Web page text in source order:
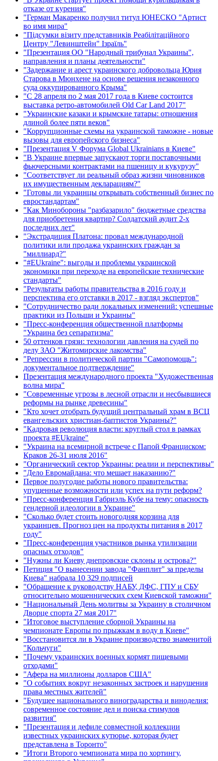
отказе от курения"
"Герман Макаренко получил титул ЮНЕСКО "Артист
во имя мира"
"Підсумки візиту представників Реабілітаційного
Центру "Левинштейн" Ізраїль"
"Презентация ОО "Народный трибунал Украины",
направления и планы деятельности"
"Задержание и арест украинского добровольца Юрия
Старова в Мюнхене на основе решения незаконного
суда оккупированного Крыма"
"С 28 апреля по 2 мая 2017 года в Киеве состоится
выставка ретро-автомобилей Old Car Land 2017"
"Украинские казаки и крымские татары: отношения
длиной более пяти веков"
"Коррупционные схемы на украинской таможне - новые
вызовы для европейского бизнеса"
"Презентация V Форума Global Ukrainians в Киеве"
"В Украине впервые запускают торги поставочными
фьючерсными контрактами на пшеницу и кукурузу"
"Соответствует ли реальный образ жизни чиновников
их имущественным декларациям?"
"Готовы ли украинцы открывать собственный бизнес по
евростандартам"
"Как Минобороны "разбазарило" бюджетные средства
для приобретения квартир? Солдатский аудит 2-х
последних лет"
"Экстрадиция Платона: провал международной
политики или продажа украинских граждан за
"миллиард?"
"#EUkraine": выгоды и проблемы украинской
экономики при переходе на европейские технические
стандарты"
"Результаты работы правительства в 2016 году и
перспектива его отставки в 2017 - взгляд экспертов"
"Сотрудничество ради локальных изменений: успешные
практики из Польши и Украины"
"Пресс-конференция общественной платформы
"Украина без сепаратизма"
50 оттенков грязи: технологии давления на судей по
делу ЗАО "Житомирские лакомства"
"Репрессии в политической партии "Самопомощь":
документальное подтверждение"
Презентация международного проекта "Художественная
волна мира"
"Современные угрозы в лесной отрасли и несбывшиеся
реформы на рынке древесины"
"Кто хочет отобрать будущий центральный храм в ВСЦ
евангельских христиан-баптистов Украины?"
"Кадровая революция власти: круглый стол в рамках
проекта #EUkraine"
"Украина на всемирной встрече с Папой Франциском:
Краков 26-31 июля 2016"
"Органический сектор Украины: реалии и перспективы"
"Дело Евромайдана: что мешает наказанию?"
Первое полугодие работы нового правительства:
упущенные возможности или успех на пути реформ?
"Пресс-конференция Габриэль Кубе на тему: опасность
гендерной идеологии в Украине"
"Сколько будет стоить новогодняя корзина для
украинцев. Прогноз цен на продукты питания в 2017
году"
"Пресс-конференция участников рынка утилизации
опасных отходов"
"Нужны ли Киеву днепровские склоны и острова?"
Петиция "О вынесении завода "Фанплит" за пределы
Киева" набрала 10 329 подписей
"Обращение к руководству НАБУ, ДФС, ГПУ и СБУ
относительно мошеннических схем Киевской таможни"
"Национальный День молитвы за Украину в столичном
Дворце спорта 27 мая 2017"
"Итоговое выступление сборной Украины на
чемпионате Европы по прыжкам в воду в Киеве"
"Восстановится ли в Украине производство знаменитой
"Кольчуги"
"Почему украинских военных кормят пищевыми
отходами"
"Афера на миллионы долларов США"
"О событиях вокруг незаконных застроек и нарушения
права местных жителей"
"Будущее национального виноградарства и виноделия:
современное состояние дел и поиска стимулов
развития"
"Презентация и дефиле совместной коллекции
известных украинских кутюрье, которая будет
представлена в Торонто"
"Итоги Второго чемпионата мира по хортингу,